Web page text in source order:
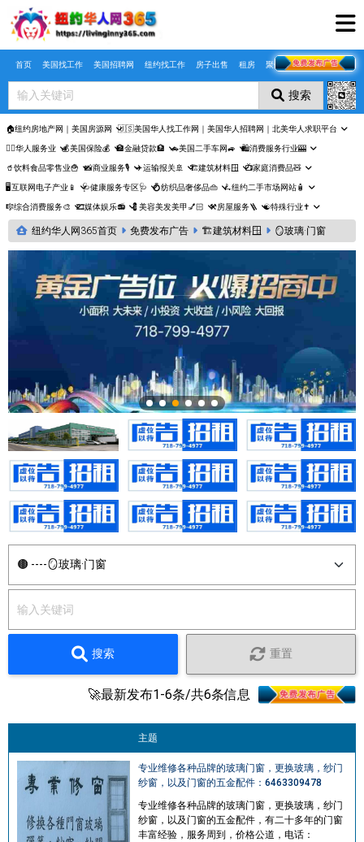
Skip to main content
首页 美国找工作 美国招聘网 纽约找工作 房子出售 租房 聚合页
搜索
🏠纽约房地产网｜美国房源网 🇺🇸美国华人找工作网｜美国华人招聘网｜北美华人求职平台
🤵‍♀️华人服务业 💰美国保险💰 🏦金融贷款🏦 🚗美国二手车网🚙 🛍️消费服务行业🎰
🥤饮料食品零售业🍟 📸商业服务🎙️ ✈️运输报关🚢 🏗️建筑材料🪟 📺家庭消费品🧸
🖥️互联网电子产业📱 🩺健康服务专区🩺 💍纺织品奢侈品👜 🛴纽约二手市场网站🧴
🎼综合消费服务🎨 🎞️媒体娱乐📻 💈美容美发美甲💅🏻 ⚒️房屋服务🪜 ☯️特殊行业✝️
纽约华人网365首页 免费发布广告 🏗️建筑材料🪟 🪞玻璃·门窗
搜索 重置
🚀最新发布1-6条/共6条信息
主题
专业维修各种品牌的玻璃门窗，更换玻璃，纱门
纱窗，以及门窗的五金配件：6463309478
专业维修各种品牌的玻璃门窗，更换玻璃，纱门
纱窗，以及门窗的五金配件，有二十多年的门窗
丰富经验，服务周到，价格公道，电话：